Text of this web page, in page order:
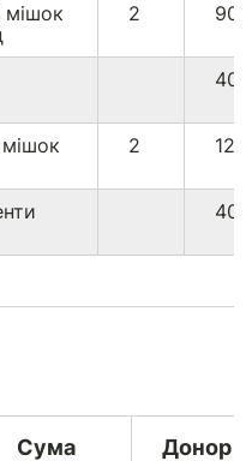
мішок
2
2
Сума Донор